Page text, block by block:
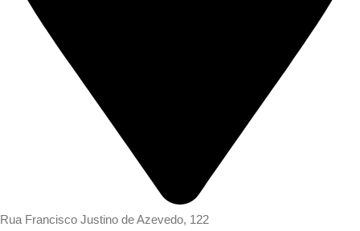
Rua Francisco Justino de Azevedo, 122